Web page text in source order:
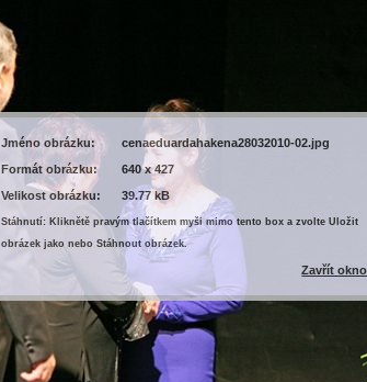
Jméno obrázku:
cenaeduardahakena28032010-02.jpg
Formát obrázku:
640 x 427
Velikost obrázku:
39.77 kB
Stáhnutí: Kliknětě pravým tlačítkem myši mimo tento box a zvolte Uložit
obrázek jako nebo Stáhnout obrázek.
Zavřít okno